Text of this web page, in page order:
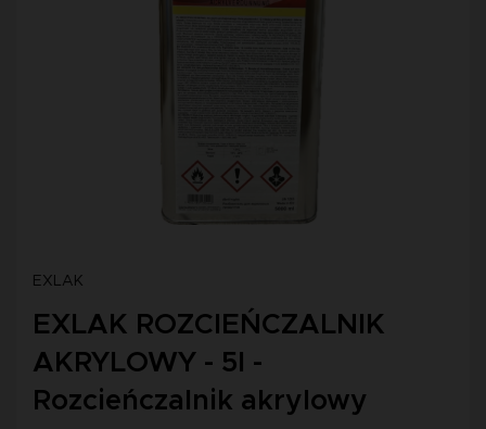
EXLAK
EXLAK ROZCIEŃCZALNIK
AKRYLOWY - 5l -
Rozcieńczalnik akrylowy